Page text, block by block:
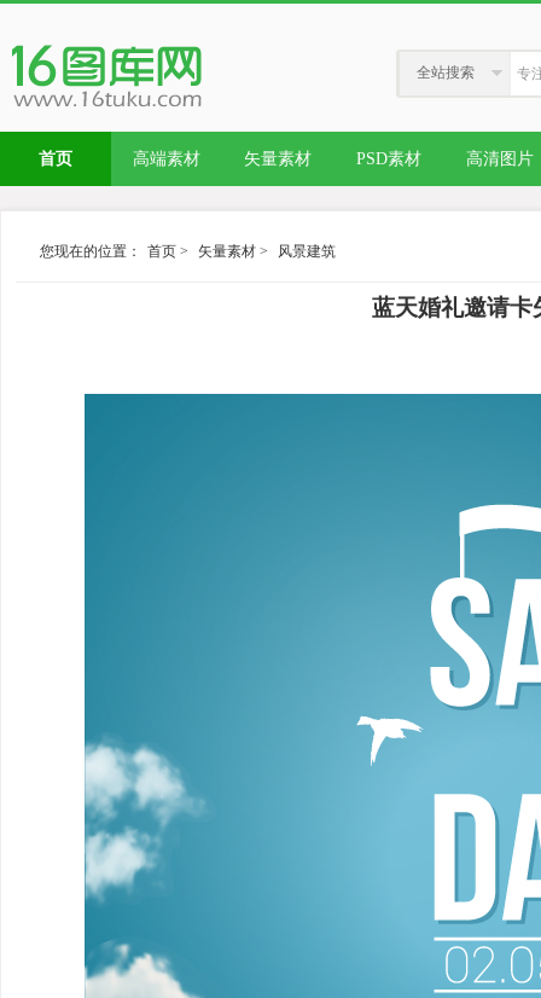
全站搜索
首页 高端素材 矢量素材 PSD素材 高清图片
您现在的位置： 首页 > 矢量素材 > 风景建筑
蓝天婚礼邀请卡